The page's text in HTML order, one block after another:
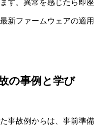
す。異常を感じたら即座
新ファームウェアの適用
の事例と学び
事故例からは、事前準備